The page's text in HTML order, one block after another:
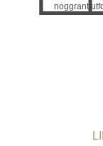
noggrant